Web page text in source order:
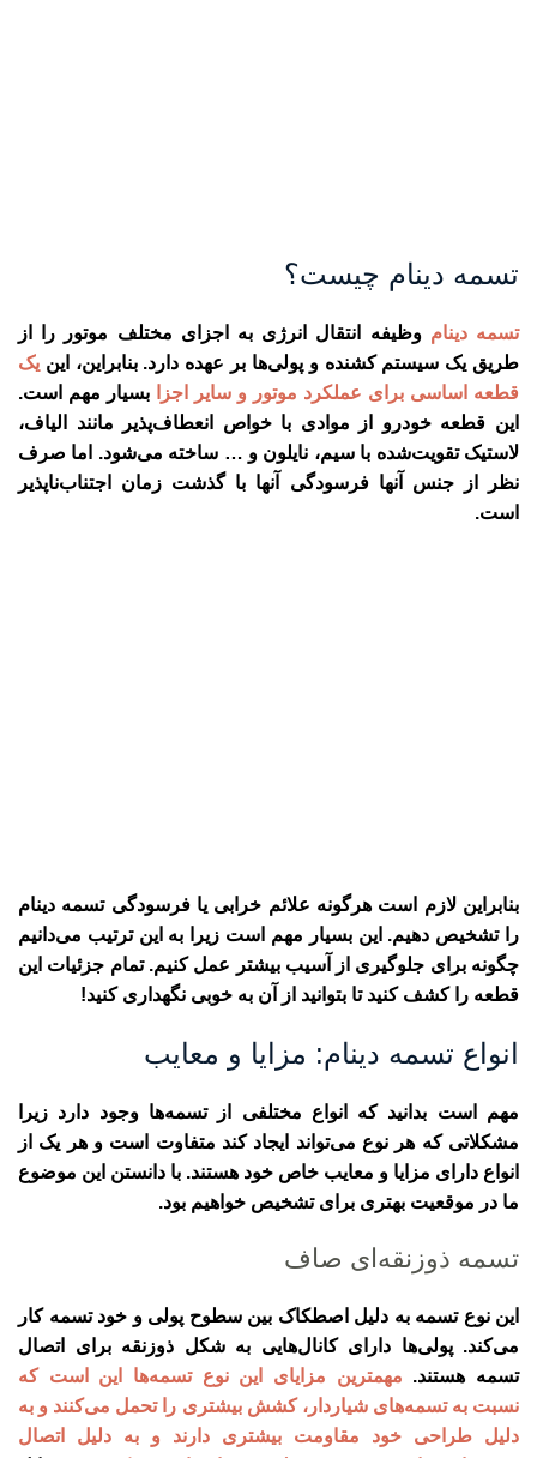
تسمه دینام چیست؟
تسمه دینام وظیفه انتقال انرژی به اجزای مختلف موتور را از
طریق یک سیستم کشنده و پولی‌ها بر عهده دارد. بنابراین، این یک
قطعه اساسی برای عملکرد موتور و سایر اجزا
بسیار مهم است.
این قطعه خودرو از موادی با خواص انعطاف‌پذیر مانند الیاف،
لاستیک تقویت‌شده با سیم، نایلون و … ساخته می‌شود. اما صرف
نظر از جنس آنها فرسودگی آنها با گذشت زمان اجتناب‌ناپذیر
است.
بنابراین لازم است هرگونه علائم خرابی یا فرسودگی تسمه دینام
را تشخیص دهیم. این بسیار مهم است زیرا به این ترتیب می‌دانیم
چگونه برای جلوگیری از آسیب بیشتر عمل کنیم. تمام جزئیات این
قطعه را کشف کنید تا بتوانید از آن به خوبی نگهداری کنید!
انواع تسمه دینام: مزایا و معایب
مهم است بدانید که انواع مختلفی از تسمه‌ها وجود دارد زیرا
مشکلاتی که هر نوع می‌تواند ایجاد کند متفاوت است و هر یک از
انواع دارای مزایا و معایب خاص خود هستند. با دانستن این موضوع
ما در موقعیت بهتری برای تشخیص خواهیم بود.
تسمه ذوزنقه‌ای صاف
این نوع تسمه به دلیل اصطکاک بین سطوح پولی و خود تسمه کار
می‌کند. پولی‌ها دارای کانال‌هایی به شکل ذوزنقه برای اتصال
تسمه هستند. مهمترین مزایای این نوع تسمه‌ها این است که
نسبت به تسمه‌های شیاردار، کشش بیشتری را تحمل می‌کنند و به
دلیل طراحی خود مقاومت بیشتری دارند و به دلیل اتصال